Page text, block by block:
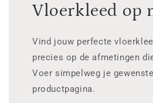
Vloerkleed op
Vind jouw perfecte
precies op de afmetingen
Voer simpelweg je
productpagina.